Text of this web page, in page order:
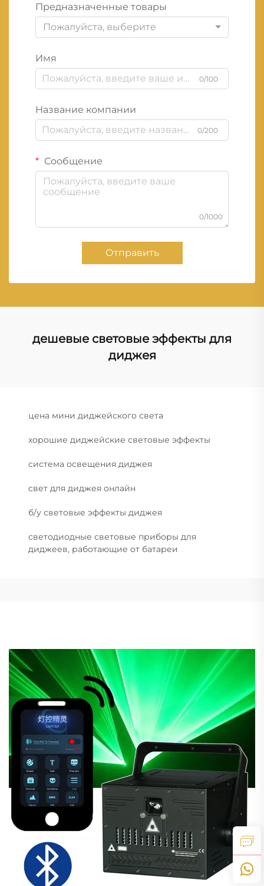
Предназначенные товары
Пожалуйста, выберите
Имя
0/100
Название компании
0/200
Сообщение
0/1000
Отправить
дешевые световые эффекты для
диджея
цена мини диджейского света
хорошие диджейские световые эффекты
система освещения диджея
свет для диджея онлайн
б/у световые эффекты диджея
светодиодные световые приборы для
диджеев, работающие от батареи